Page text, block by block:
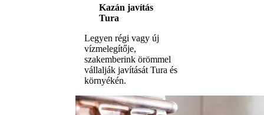
Kazán javítás
Tura
Legyen régi vagy új
vízmelegítője,
szakemberink örömmel
vállalják javítását Tura és
környékén.